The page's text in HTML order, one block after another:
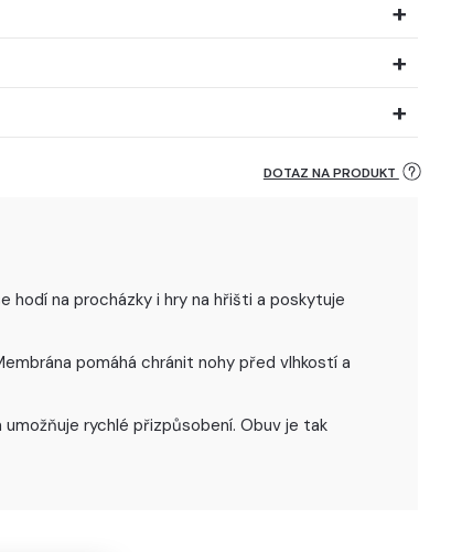
DOTAZ NA PRODUKT
hodí na procházky i hry na hřišti a poskytuje
pomáhá chránit nohy před vlhkostí a
rychlé přizpůsobení. Obuv je tak